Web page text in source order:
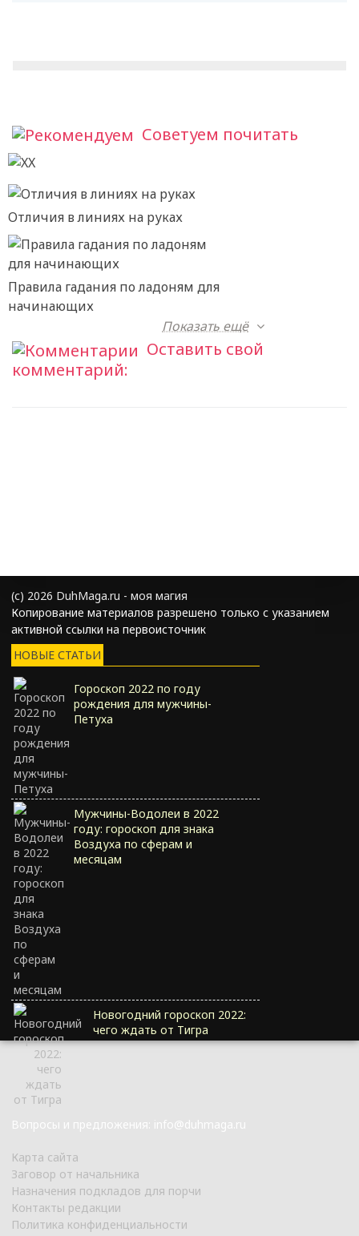
Советуем почитать
X
Отличия в линиях на руках
Правила гадания по ладоням для
начинающих
Показать ещё
Оставить свой
комментарий:
(с) 2026 DuhMaga.ru - моя магия
Копирование материалов разрешено только с указанием
активной ссылки на первоисточник
НОВЫЕ СТАТЬИ
Гороскоп 2022 по году
рождения для мужчины-
Петуха
Мужчины-Водолеи в 2022
году: гороскоп для знака
Воздуха по сферам и
месяцам
Новогодний гороскоп 2022:
чего ждать от Тигра
Вопросы и предложения: info@duhmaga.ru
Карта сайта
Заговор от начальника
Назначения подкладов для порчи
Контакты редакции
Политика конфиденциальности